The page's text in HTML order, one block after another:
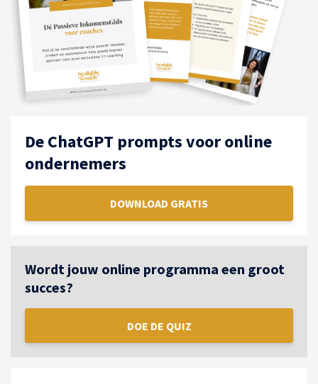
De ChatGPT prompts voor online
ondernemers
DOWNLOAD GRATIS
Wordt jouw online programma een groot
succes?
DOE DE QUIZ